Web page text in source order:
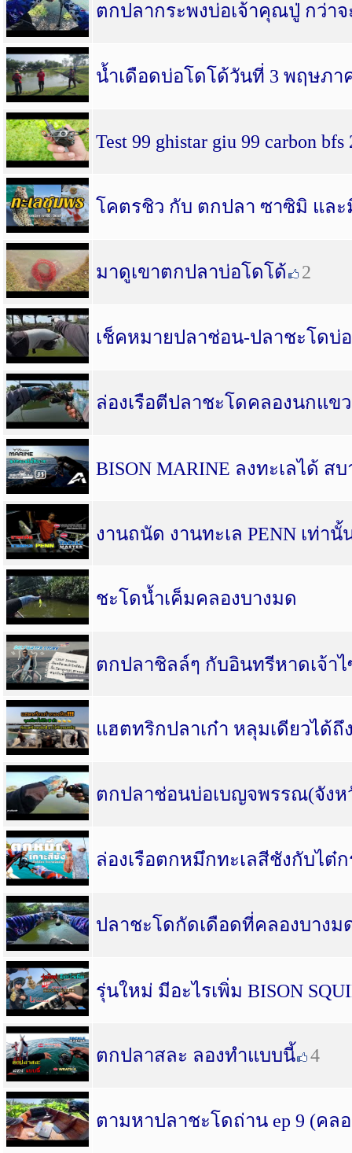
ตกปลากระพงบ่อเจ้าคุณปู่ กว่าจ
น้ำเดือดบ่อโดโด้วันที่ 3 พฤษภา
Test 99 ghistar giu 99 carbon
โคตรชิว กับ ตกปลา ซาซิมิ แล
มาดูเขาตกปลาบ่อโดโด้ 2
เช็คหมายปลาช่อน-ปลาชะโดบ่
ล่องเรือตีปลาชะโดคลองนกแข
BISON MARINE ลงทะเลได้ สบ
งานถนัด งานทะเล PENN เท่านั้
ชะโดน้ำเค็มคลองบางมด
ตกปลาชิลล์ๆ กับอินทรีหาดเจ้า
แฮตทริกปลาเก๋า หลุมเดียวได้ถึ
ตกปลาช่อนบ่อเบญจพรรณ(จัง
ล่องเรือตกหมึกทะเลสีชังกับไต๋
ปลาชะโดกัดเดือดที่คลองบางม
รุ่นใหม่ มีอะไรเพิ่ม BISON
ตกปลาสละ ลองทำแบบนี้ 4
ตามหาปลาชะโดถ่าน ep 9 (คล